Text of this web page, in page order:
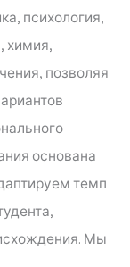
психология,
химия,
позволяя
основана
темп
Мы